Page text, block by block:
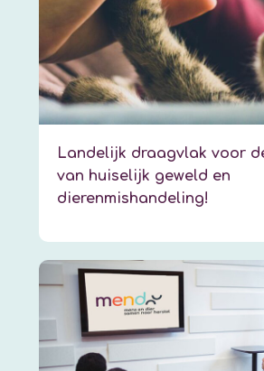
Landelijk draagvlak voor
van huiselijk geweld en
dierenmishandeling!